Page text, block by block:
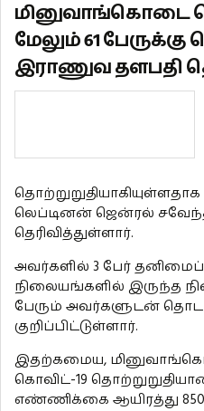
மினுவாங்கொடை
மேலும் 61
இராணுவ தளபதி
லெப்டினன் ஜென்ரல்
தெரிவித்துள்ளார்.
அவர்களில் 3 பேர்
நிலையங்களில் இருந்த
பேரும் அவர்களுடன்
குறிப்பிட்டுள்ளார்.
இதற்கமைய,
கொவிட்-19
எண்ணிக்கை ஆயிரத்து